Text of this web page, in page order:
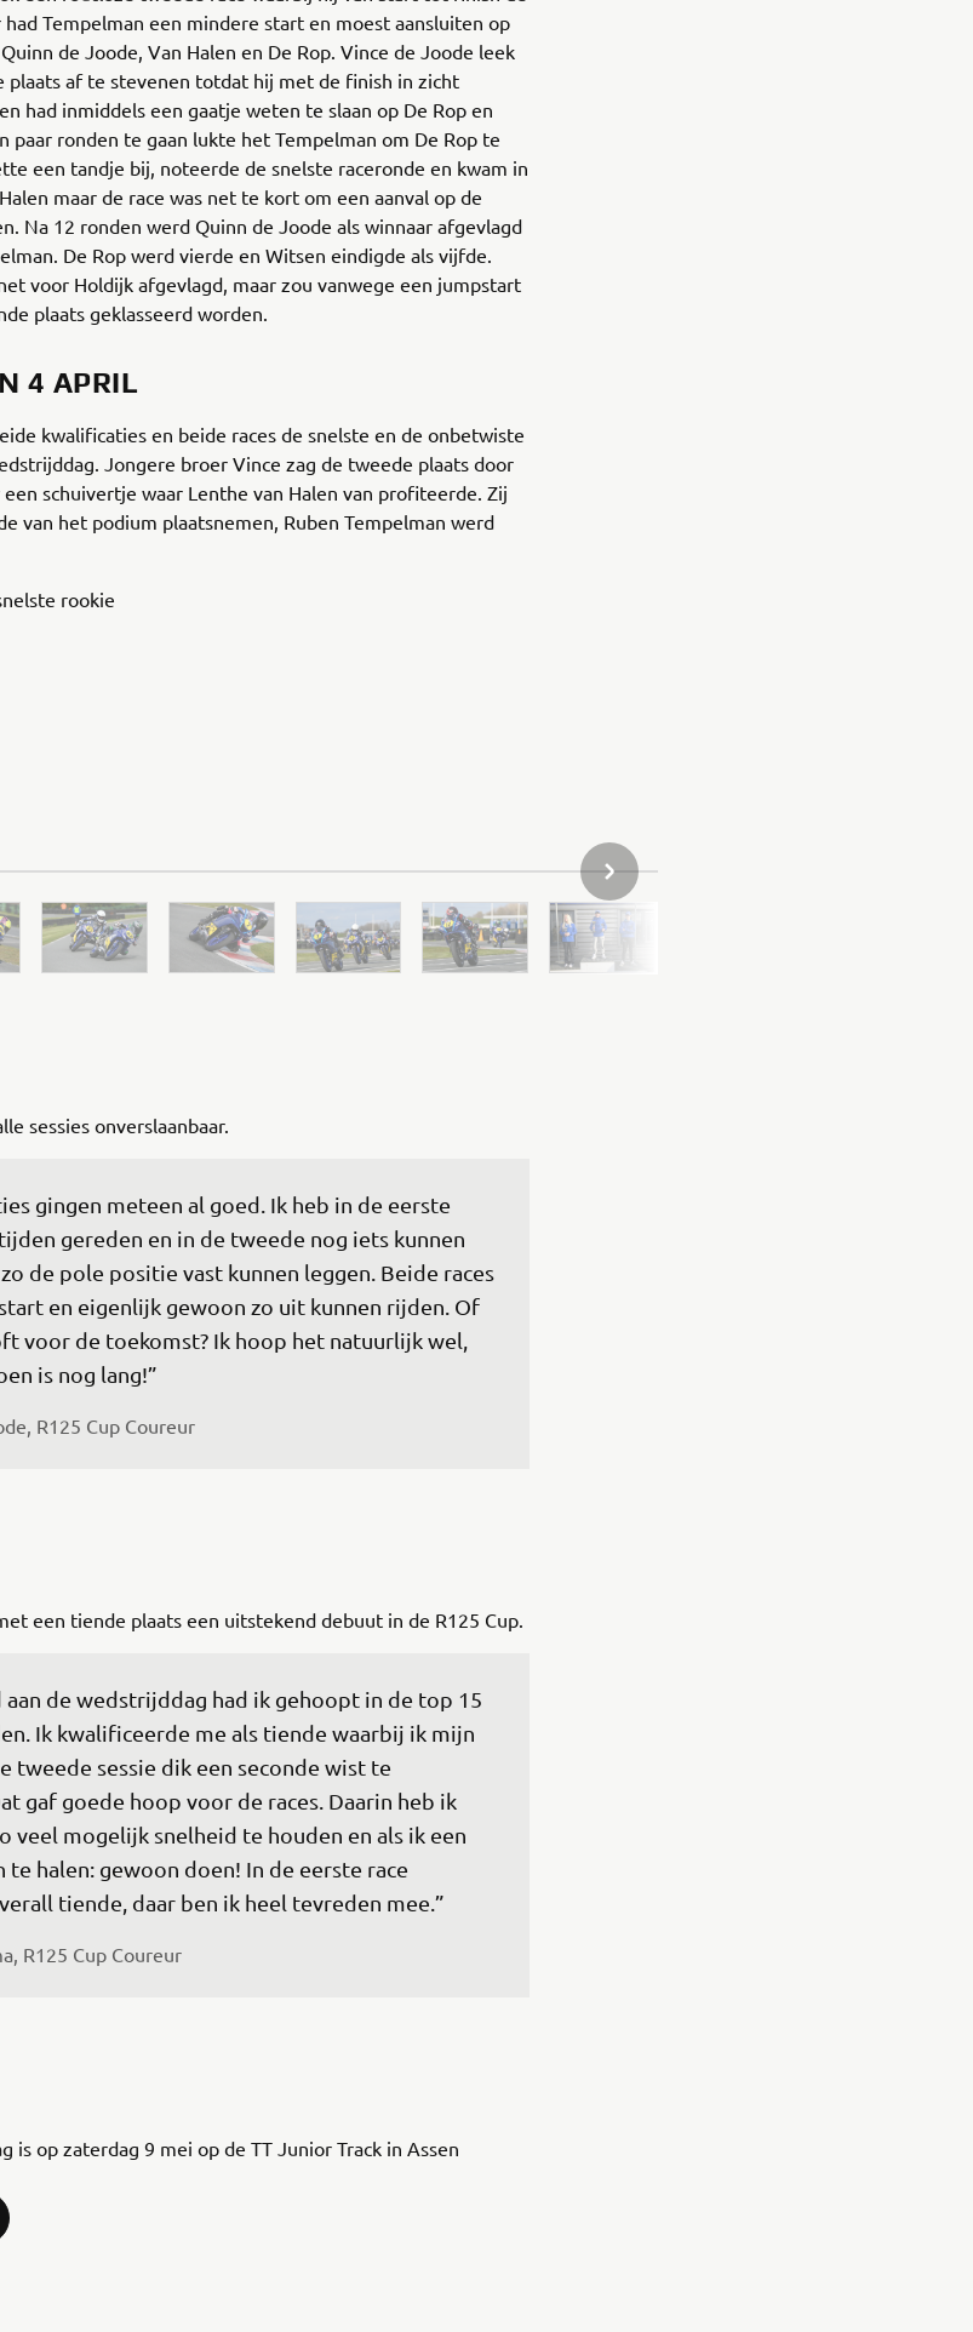
Tempelman een mindere start en moest aansluiten op
de Joode, Van Halen en De Rop. Vince de Joode leek
plaats af te stevenen totdat hij met de finish in zicht
had inmiddels een gaatje weten te slaan op De Rop en
paar ronden te gaan lukte het Tempelman om De Rop te
een tandje bij, noteerde de snelste raceronde en kwam in
maar de race was net te kort om een aanval op de
Na 12 ronden werd Quinn de Joode als winnaar afgevlagd
De Rop werd vierde en Witsen eindigde als vijfde.
voor Holdijk afgevlagd, maar zou vanwege een jumpstart
plaats geklasseerd worden.
4 APRIL
kwalificaties en beide races de snelste en de onbetwiste
Jongere broer Vince zag de tweede plaats door
schuivertje waar Lenthe van Halen van profiteerde. Zij
van het podium plaatsnemen, Ruben Tempelman werd
rookie
VOLGENDE ITEM IN GALLERIJ
sessies onverslaanbaar.
gingen meteen al goed. Ik heb in de eerste
gereden en in de tweede nog iets kunnen
de pole positie vast kunnen leggen. Beide races
en eigenlijk gewoon zo uit kunnen rijden. Of
voor de toekomst? Ik hoop het natuurlijk wel,
is nog lang!”
R125 Cup Coureur
een tiende plaats een uitstekend debuut in de R125 Cup.
aan de wedstrijddag had ik gehoopt in de top 15
Ik kwalificeerde me als tiende waarbij ik mijn
tweede sessie dik een seconde wist te
gaf goede hoop voor de races. Daarin heb ik
veel mogelijk snelheid te houden en als ik een
te halen: gewoon doen! In de eerste race
tiende, daar ben ik heel tevreden mee.”
R125 Cup Coureur
is op zaterdag 9 mei op de TT Junior Track in Assen